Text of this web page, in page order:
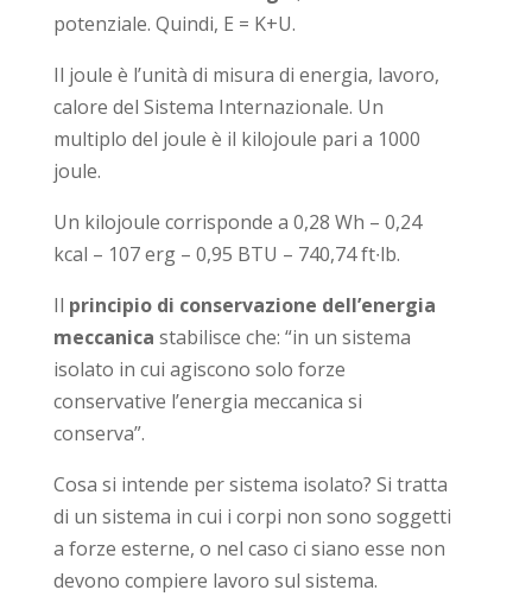
potenziale. Quindi, E = K+U.
Il joule è l’unità di misura di energia, lavoro,
calore del Sistema Internazionale. Un
multiplo del joule è il kilojoule pari a 1000
joule.
Un kilojoule corrisponde a 0,28 Wh – 0,24
kcal – 107 erg – 0,95 BTU – 740,74 ft∙lb.
Il principio di conservazione dell’energia
meccanica stabilisce che: “in un sistema
isolato in cui agiscono solo forze
conservative l’energia meccanica si
conserva”.
Cosa si intende per sistema isolato? Si tratta
di un sistema in cui i corpi non sono soggetti
a forze esterne, o nel caso ci siano esse non
devono compiere lavoro sul sistema.